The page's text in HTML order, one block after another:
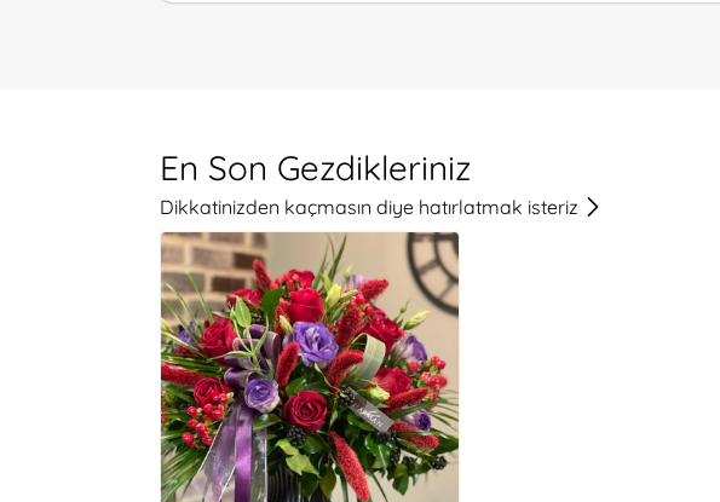
En Son Gezdikleriniz
Dikkatinizden kaçmasın diye hatırlatmak isteriz